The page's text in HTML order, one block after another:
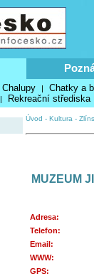
Chalupy | Chatky a
| Rekreační střediska
Úvod - Kultura -
MUZEUM
Adresa:
Telefon:
Email:
WWW:
GPS: